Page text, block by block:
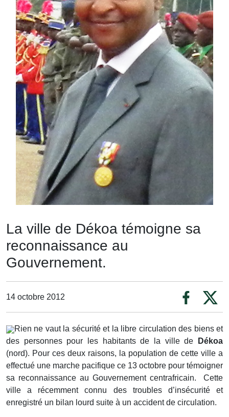
La ville de Dékoa témoigne sa
reconnaissance au
Gouvernement.
14 octobre 2012
Rien ne vaut la sécurité et la libre circulation des biens et
des personnes pour les habitants de la ville de
Dékoa
(nord). Pour ces deux raisons, la population de cette ville a
effectué une marche pacifique ce 13 octobre pour témoigner
sa reconnaissance au Gouvernement centrafricain. Cette
ville a récemment connu des troubles d’insécurité et
enregistré un bilan lourd suite à un accident de circulation.